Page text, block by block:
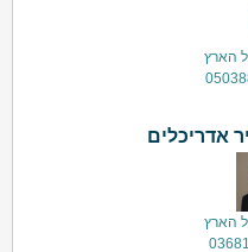
הארץ
אדריכלים
הארץ